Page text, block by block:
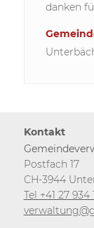
danken
Kontakt
Postfach 17
CH-3944
Tel +41 27 934